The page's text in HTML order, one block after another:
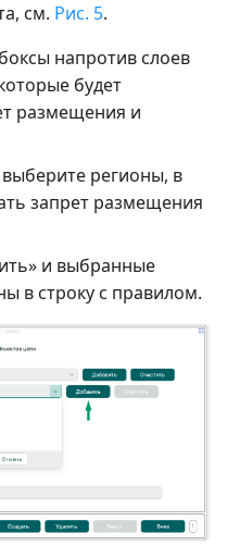
см. Рис. 5.
напротив слоев
будет
размещения и
регионы, в
запрет размещения
и выбранные
в строку с правилом.